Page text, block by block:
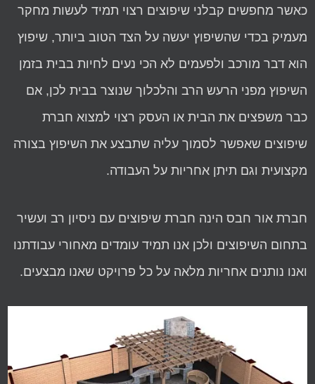
כאשר מחפשים קבלני שיפוצים רצוי תמיד לעשות מחקר
מעמיק בכדי שהשיפוץ יעשה על הצד הטוב ביותר, שיפוץ
הוא דבר מורכב ולפעמים לא הכי נעים לחיות בבית בזמן
השיפוץ מפני הרעש הרב והלכלוך שנוצר בבית לכן, אם
כבר משפצים את הבית או העסק רצוי למצוא חברת
שיפוצים שאפשר לסמוך עליה שתבצע את השיפוץ בצורה
מקצועית וגם תיתן אחריות על העבודה.
חברת אור חבס הינה חברת שיפוצים עם ניסיון רב ועשיר
בתחום השיפוצים ולכן אנו תמיד עומדים מאחורי עבודתנו
ואנו נותנים אחריות מלאה על כל פרויקט שאנו מבצעים.